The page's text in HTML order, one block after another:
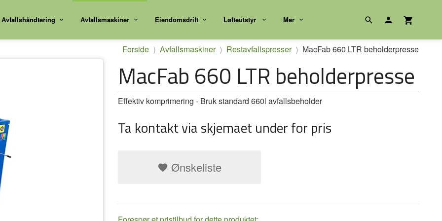
Avfallshåndtering Avfallsmaskiner Eiendomsdrift Løfteutstyr Mer
Forside Avfallsmaskiner Restavfallspresser MacFab 660 LTR beholderpresse
MacFab 660 LTR beholderpresse
Effektiv komprimering - Bruk standard 660l avfallsbeholder
Ta kontakt via skjemaet under for pris
Ønskeliste